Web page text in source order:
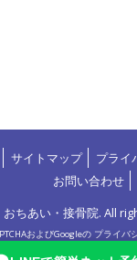
サイトマップ
プライ
お問い合わせ
ちあい・接骨院. All
およびGoogleの プライバ
規約
によって保護されています